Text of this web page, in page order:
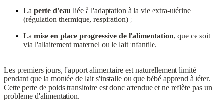
La perte d'eau liée à l'adaptation à la vie extra-utérine
(régulation thermique, respiration) ;
La mise en place progressive de l'alimentation, que ce soit
via l'allaitement maternel ou le lait infantile.
Les premiers jours, l'apport alimentaire est naturellement limité
pendant que la montée de lait s'installe ou que bébé apprend à téter.
Cette perte de poids transitoire est donc attendue et ne reflète pas un
problème d'alimentation.